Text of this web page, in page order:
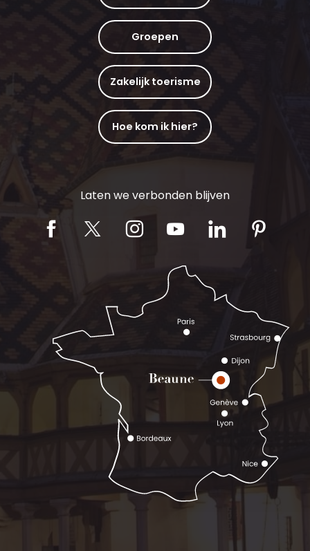
Groepen
Zakelijk toerisme
Hoe kom ik hier?
Laten we verbonden blijven